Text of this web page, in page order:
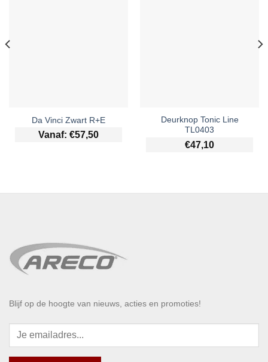
Da Vinci Zwart R+E
Vanaf: €57,50
Deurknop Tonic Line
TL0403
€47,10
Blijf op de hoogte van nieuws, acties en promoties!